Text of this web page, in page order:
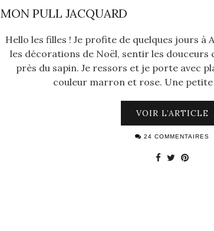
MON PULL JACQUARD
Hello les filles ! Je profite de quelques jours à
les décorations de Noël, sentir les douceurs
près du sapin. Je ressors et je porte avec
couleur marron et rose. Une
VOIR L’ARTICLE
24 COMMENTAIRES